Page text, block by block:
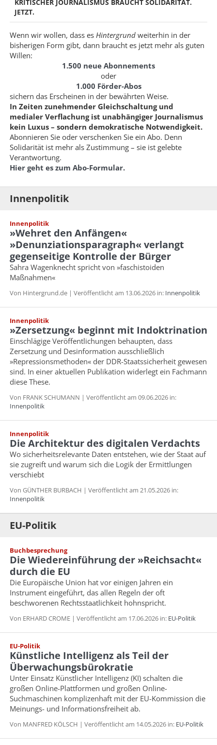
KRITISCHER JOURNALISMUS BRAUCHT SOLIDARITÄT.
JETZT.
Wenn wir wollen, dass es Hintergrund weiterhin in der
bisherigen Form gibt, dann braucht es jetzt mehr als guten
Willen:
1.500 neue Abonnements
oder
1.000 Förder-Abos
sichern das Erscheinen in der bewährten Weise.
In Zeiten zunehmender Gleichschaltung und
medialer Verflachung ist unabhängiger Journalismus
kein Luxus – sondern demokratische Notwendigkeit.
Abonnieren Sie oder verschenken Sie ein Abo. Denn
Solidarität ist mehr als Zustimmung – sie ist gelebte
Verantwortung.
Hier geht es zum Abo-Formular.
Innenpolitik
Innenpolitik
»Wehret den Anfängen«
»Denunziationsparagraph« verlangt
gegenseitige Kontrolle der Bürger
Sahra Wagenknecht spricht von »faschistoiden
Maßnahmen«
Von Hintergrund.de | Veröffentlicht am 13.06.2026 in: Innenpolitik
Innenpolitik
»Zersetzung« beginnt mit Indoktrination
Einschlägige Veröffentlichungen behaupten, dass
Zersetzung und Desinformation ausschließlich
»Repressionsmethoden« der DDR-Staatssicherheit gewesen
sind. In einer aktuellen Publikation widerlegt ein Fachmann
diese These.
Von FRANK SCHUMANN | Veröffentlicht am 09.06.2026 in:
Innenpolitik
Innenpolitik
Die Architektur des digitalen Verdachts
Wo sicherheitsrelevante Daten entstehen, wie der Staat auf
sie zugreift und warum sich die Logik der Ermittlungen
verschiebt
Von GÜNTHER BURBACH | Veröffentlicht am 21.05.2026 in:
Innenpolitik
EU-Politik
Buchbesprechung
Die Wiedereinführung der »Reichsacht«
durch die EU
Die Europäische Union hat vor einigen Jahren ein
Instrument eingeführt, das allen Regeln der oft
beschworenen Rechtsstaatlichkeit hohnspricht.
Von ERHARD CROME | Veröffentlicht am 17.06.2026 in: EU-Politik
EU-Politik
Künstliche Intelligenz als Teil der
Überwachungsbürokratie
Unter Einsatz Künstlicher Intelligenz (KI) schalten die
großen Online-Plattformen und großen Online-
Suchmaschinen komplizenhaft mit der EU-Kommission die
Meinungs- und Informationsfreiheit ab.
Von MANFRED KÖLSCH | Veröffentlicht am 14.05.2026 in: EU-Politik